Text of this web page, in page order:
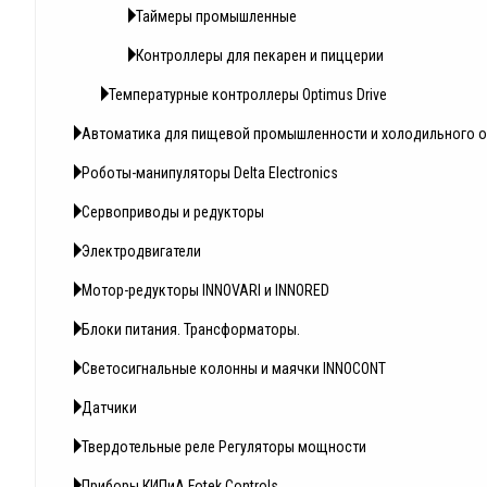
Таймеры промышленные
Контроллеры для пекарен и пиццерии
Температурные контроллеры Optimus Drive
Автоматика для пищевой промышленности и холодильного
Роботы-манипуляторы Delta Electronics
Сервоприводы и редукторы
Электродвигатели
Мотор-редукторы INNOVARI и INNORED
Блоки питания. Трансформаторы.
Светосигнальные колонны и маячки INNOCONT
Датчики
Твердотельные реле Регуляторы мощности